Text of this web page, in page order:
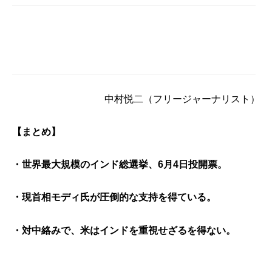
中村悦二 （フリージャーナリスト）
【まとめ】
・世界最大規模のインド総選挙、6月4日投開票。
・現首相モディ氏が圧倒的な支持を得ている。
・対中絡みで、米はインドを重視せざるを得ない。